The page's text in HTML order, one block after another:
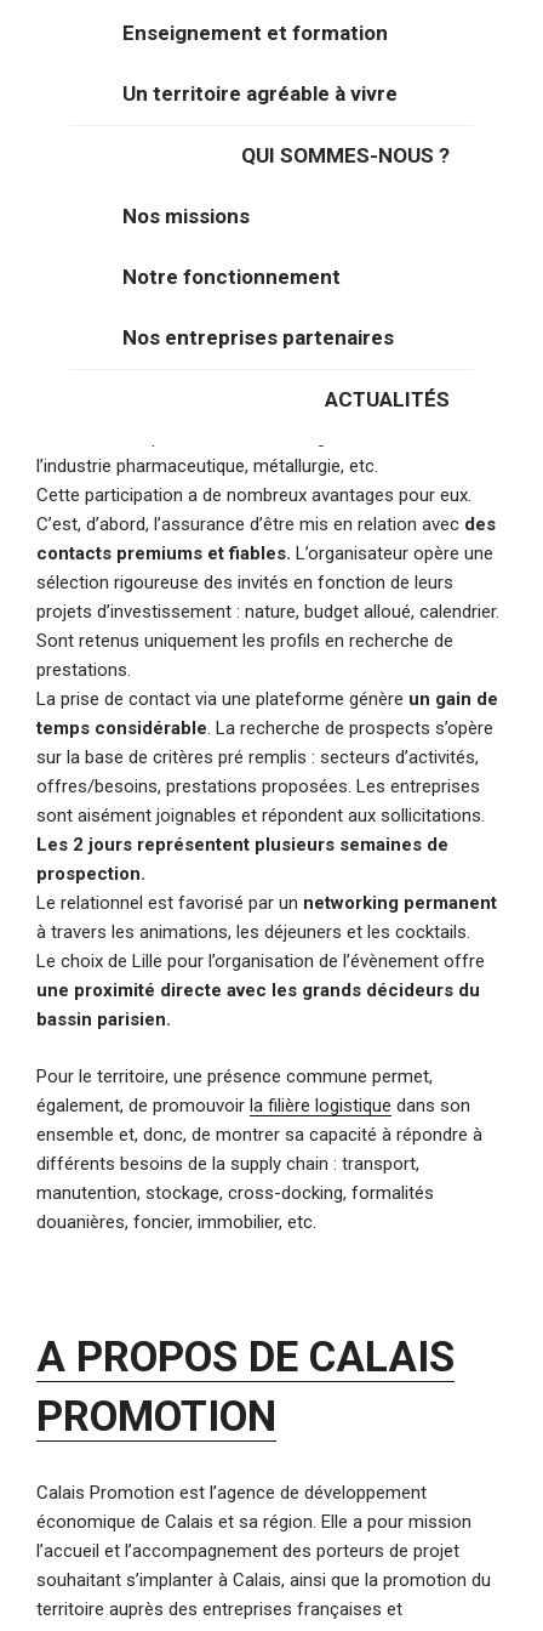
Enseignement et formation
Un territoire agréable à vivre
QUI SOMMES-NOUS ?
Nos missions
Notre fonctionnement
Nos entreprises partenaires
ACTUALITÉS
Eurotunnel, VIIA, CargoBeamer, IDEA, RDV Transports,
Via Calais, SAS Ghesquiers JPG ont accepté la
UN ACCÉLÉRATEUR DE
BUSINESS
Pendant ces deux jours, nos partenaires auront accès aux
d’ETI et de grands groupes travaillant dans différents
l’industrie pharmaceutique, métallurgie, etc.
Cette participation a de nombreux avantages pour eux.
C’est, d’abord, l’assurance d’être mis en relation avec des
contacts premiums et fiables. L’organisateur opère une
sélection rigoureuse des invités en fonction de leurs
projets d’investissement : nature, budget alloué, calendrier.
Sont retenus uniquement les profils en recherche de
prestations.
La prise de contact via une plateforme génère un gain de
temps considérable. La recherche de prospects s’opère
sur la base de critères pré remplis : secteurs d’activités,
offres/besoins, prestations proposées. Les entreprises
sont aisément joignables et répondent aux sollicitations.
Les 2 jours représentent plusieurs semaines de
prospection.
Le relationnel est favorisé par un networking permanent
à travers les animations, les déjeuners et les cocktails.
Le choix de Lille pour l’organisation de l’évènement offre
une proximité directe avec les grands décideurs du
bassin parisien.
Pour le territoire, une présence commune permet,
également, de promouvoir la filière logistique dans son
ensemble et, donc, de montrer sa capacité à répondre à
différents besoins de la supply chain : transport,
manutention, stockage, cross-docking, formalités
douanières, foncier, immobilier, etc.
A PROPOS DE CALAIS
PROMOTION
Calais Promotion est l’agence de développement
économique de Calais et sa région. Elle a pour mission
l’accueil et l’accompagnement des porteurs de projet
souhaitant s’implanter à Calais, ainsi que la promotion du
territoire auprès des entreprises françaises et